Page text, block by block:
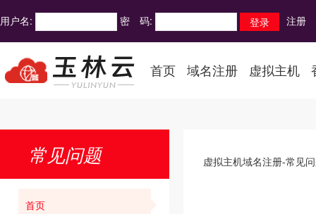
用户名: 密 码: 注册
首页 域名注册 虚拟主机
常见问题
首页
虚拟主机域名注册-常见